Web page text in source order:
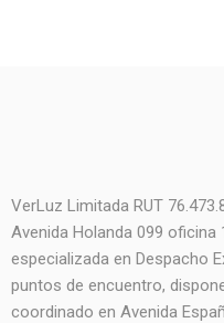
VerLuz Limitada RUT
Avenida Holanda 099 oficina
especializada en Despacho
puntos de encuentro,
coordinado en Avenida